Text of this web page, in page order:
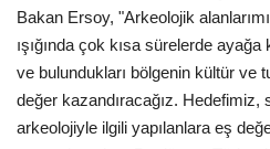
Bakan Ersoy, "Arkeolojik
ışığında çok kısa sürelerde
ve bulundukları bölgenin kültür ve
değer kazandıracağız. Hedefimiz,
arkeolojiyle ilgili yapılanlara eş